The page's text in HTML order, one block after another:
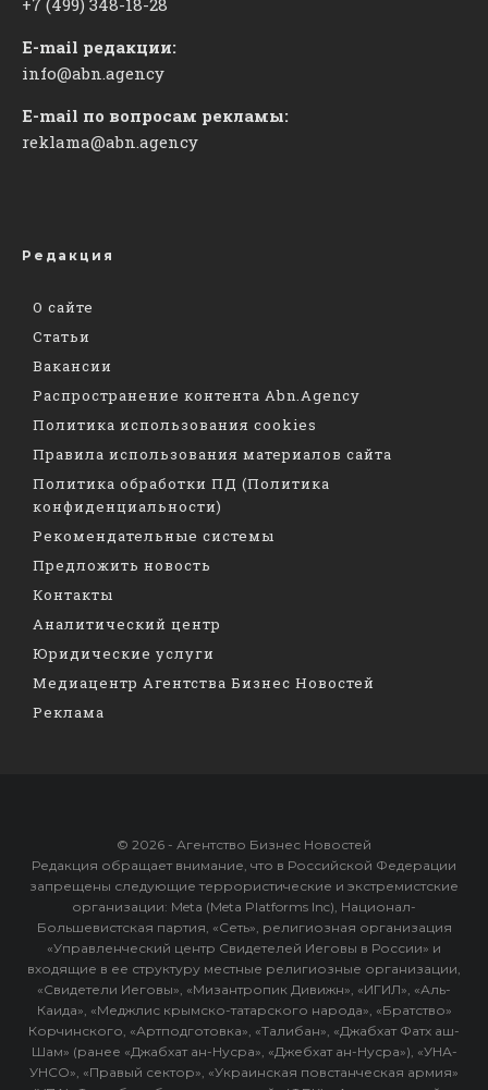
E-mail редакции:
info@abn.agency
E-mail по вопросам рекламы:
reklama@abn.agency
Редакция
О сайте
Статьи
Вакансии
Распространение контента Abn.Agency
Политика использования cookies
Правила использования материалов сайта
Политика обработки ПД (Политика
конфиденциальности)
Рекомендательные системы
Предложить новость
Контакты
Аналитический центр
Юридические услуги
Медиацентр Агентства Бизнес Новостей
Реклама
© 2026 - Агентство Бизнес Новостей
Редакция обращает внимание, что в Российской Федерации
запрещены следующие террористические и экстремистские
организации: Meta (Meta Platforms Inc), Национал-
Большевистская партия, «Сеть», религиозная организация
«Управленческий центр Свидетелей Иеговы в России» и
входящие в ее структуру местные религиозные организации,
«Свидетели Иеговы», «Мизантропик Дивижн», «ИГИЛ», «Аль-
Каида», «Меджлис крымско-татарского народа», «Братство»
Корчинского, «Артподготовка», «Талибан», «Джабхат Фатх аш-
Шам» (ранее «Джабхат ан-Нусра», «Джебхат ан-Нусра»), «УНА-
УНСО», «Правый сектор», «Украинская повстанческая армия»